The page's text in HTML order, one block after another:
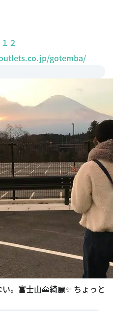
２
gotemba/
。 富士山🗻綺麗✨ ちょっと